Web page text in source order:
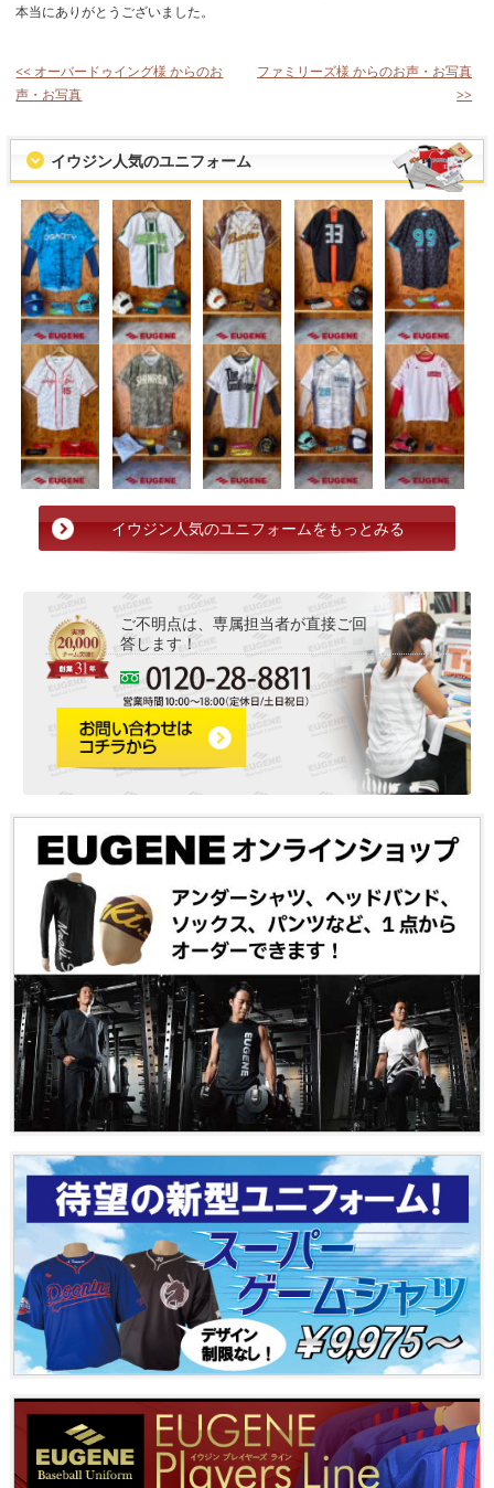
本当にありがとうございました。
<< オーバードゥイング様 からのお
声・お写真
ファミリーズ様 からのお声・お写真
>>
イウジン人気のユニフォーム
イウジン人気のユニフォームをもっとみる
ご不明点は、専属担当者が直接ご回
答します！